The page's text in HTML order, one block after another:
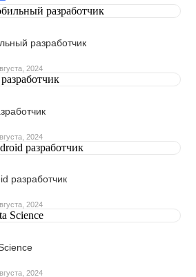
разработчик
2024
2024
разработчик
2024
2024